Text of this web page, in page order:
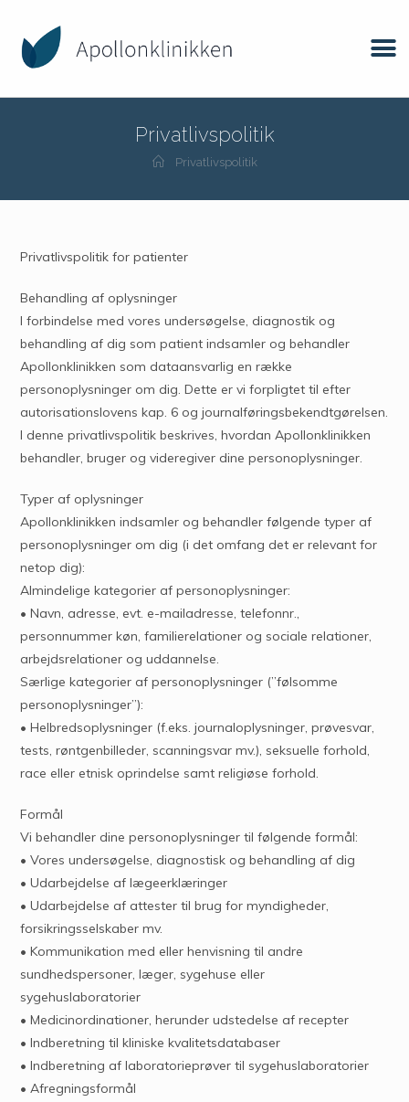
Privatlivspolitik
Privatlivspolitik
Privatlivspolitik for patienter
Behandling af oplysninger
I forbindelse med vores undersøgelse, diagnostik og
behandling af dig som patient indsamler og behandler
Apollonklinikken som dataansvarlig en række
personoplysninger om dig. Dette er vi forpligtet til efter
autorisationslovens kap. 6 og journalføringsbekendtgørelsen.
I denne privatlivspolitik beskrives, hvordan Apollonklinikken
behandler, bruger og videregiver dine personoplysninger.
Typer af oplysninger
Apollonklinikken indsamler og behandler følgende typer af
personoplysninger om dig (i det omfang det er relevant for
netop dig):
Almindelige kategorier af personoplysninger:
• Navn, adresse, evt. e-mailadresse, telefonnr.,
personnummer køn, familierelationer og sociale relationer,
arbejdsrelationer og uddannelse.
Særlige kategorier af personoplysninger (”følsomme
personoplysninger”):
• Helbredsoplysninger (f.eks. journaloplysninger, prøvesvar,
tests, røntgenbilleder, scanningsvar mv.), seksuelle forhold,
race eller etnisk oprindelse samt religiøse forhold.
Formål
Vi behandler dine personoplysninger til følgende formål:
• Vores undersøgelse, diagnostisk og behandling af dig
• Udarbejdelse af lægeerklæringer
• Udarbejdelse af attester til brug for myndigheder,
forsikringsselskaber mv.
• Kommunikation med eller henvisning til andre
sundhedspersoner, læger, sygehuse eller
sygehuslaboratorier
• Medicinordinationer, herunder udstedelse af recepter
• Indberetning til kliniske kvalitetsdatabaser
• Indberetning af laboratorieprøver til sygehuslaboratorier
• Afregningsformål